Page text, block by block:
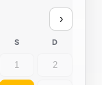
›
S D
1 2